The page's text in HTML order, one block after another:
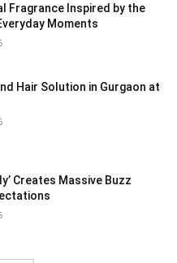
Fragrance Inspired by the
Moments
Hair Solution in Gurgaon at
Creates Massive Buzz